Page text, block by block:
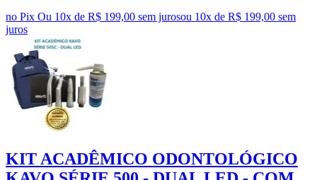
no Pix Ou 10x de R$ 199,00 sem jurosou 10x de R$ 199,00 sem
juros
KIT ACADÊMICO ODONTOLÓGICO